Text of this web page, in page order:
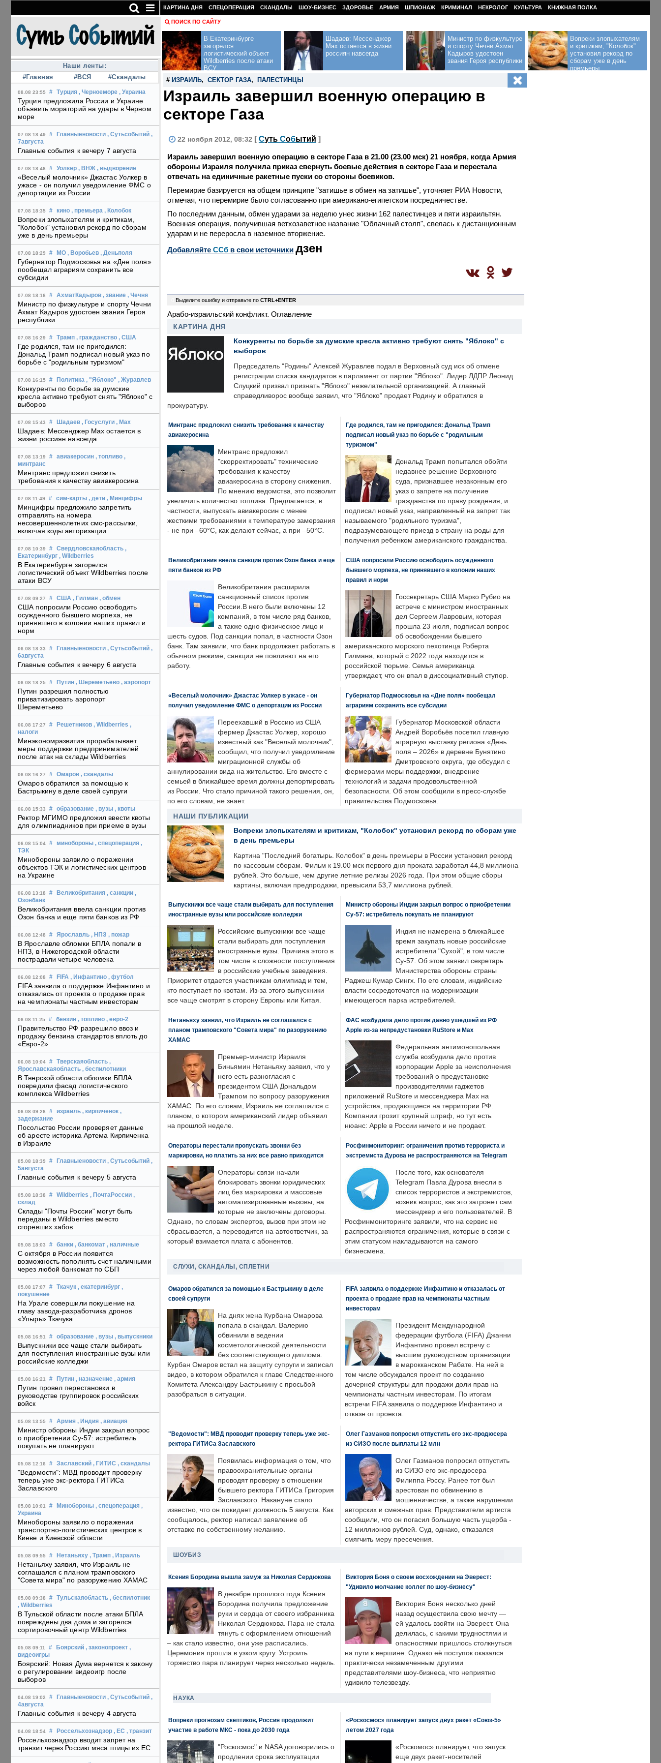
Наши ленты:
#Главная
#ВСЯ #Скандалы
08.08 23:55 # Турция , Черноеморе , Украина
Турция предложила России и Украине
объявить мораторий на удары в Черном
море
07.08 18:49 # Главныеновости , Сутьсобытий ,
7августа
Главные события к вечеру 7 августа
07.08 18:46 # Уолкер , ВНЖ , выдворение
«Веселый молочник» Джастас Уолкер в
ужасе - он получил уведомление ФМС о
депортации из России
07.08 18:35 # кино , премьера , Колобок
Вопреки злопыхателям и критикам,
"Колобок" установил рекорд по сборам
уже в день премьеры
07.08 18:29 # МО , Воробьев , Деньполя
Губернатор Подмосковья на «Дне поля»
пообещал аграриям сохранить все
субсидии
07.08 18:16 # АхматКадыров , звание , Чечня
Министр по физкультуре и спорту Чечни
Ахмат Кадыров удостоен звания Героя
республики
07.08 16:29 # Трамп , гражданство , США
Где родился, там не пригодился:
Дональд Трамп подписал новый указ по
борьбе с "родильным туризмом"
07.08 16:15 # Политика , "Яблоко" , Журавлев
Конкуренты по борьбе за думские
кресла активно требуют снять "Яблоко" с
выборов
07.08 15:43 # Шадаев , Госуслуги , Max
Шадаев: Мессенджер Max остается в
жизни россиян навсегда
07.08 13:19 # авиакеросин , топливо ,
минтранс
Минтранс предложил снизить
требования к качеству авиакеросина
07.08 11:49 # сим-карты , дети , Минцифры
Минцифры предложило запретить
отправлять на номера
несовершеннолетних смс-рассылки,
включая коды авторизации
07.08 10:39 # Свердловскаяобласть ,
Екатеринбург , Wildberries
В Екатеринбурге загорелся
логистический объект Wildberries после
атаки ВСУ
07.08 09:27 # США , Гилман , обмен
США попросили Россию освободить
осужденного бывшего морпеха, не
принявшего в колонии наших правил и
норм
06.08 18:33 # Главныеновости , Сутьсобытий ,
6августа
Главные события к вечеру 6 августа
06.08 18:25 # Путин , Шереметьево , аэропорт
Путин разрешил полностью
приватизировать аэропорт
Шереметьево
06.08 17:27 # Решетников , Wildberries ,
налоги
Минэкономразвития прорабатывает
меры поддержки предпринимателей
после атак на склады Wildberries
06.08 16:27 # Омаров , скандалы
Омаров обратился за помощью к
Бастрыкину в деле своей супруги
06.08 15:33 # образование , вузы , квоты
Ректор МГИМО предложил ввести квоты
для олимпиадников при приеме в вузы
06.08 15:04 # минобороны , спецоперация ,
ТЭК
Минобороны заявило о поражении
объектов ТЭК и логистических центров
на Украине
06.08 13:18 # Великобритания , санкции ,
Озонбанк
Великобритания ввела санкции против
Озон банка и еще пяти банков из РФ
06.08 12:48 # Ярославль , НПЗ , пожар
В Ярославле обломки БПЛА попали в
НПЗ, в Нижегородской области
пострадали четыре человека
06.08 12:08 # FIFA , Инфантино , футбол
FIFA заявила о поддержке Инфантино и
отказалась от проекта о продаже прав
на чемпионаты частным инвесторам
06.08 11:25 # бензин , топливо , евро-2
Правительство РФ разрешило ввоз и
продажу бензина стандартов вплоть до
«Евро-2»
06.08 10:04 # Тверскаяобласть ,
Ярославскаяобласть , беспилотники
В Тверской области обломки БПЛА
повредили фасад логистического
комплекса Wildberries
06.08 09:26 # израиль , кирпиченок ,
задержание
Посольство России проверяет данные
об аресте историка Артема Кирпиченка
в Израиле
05.08 18:39 # Главныеновости , Сутьсобытий ,
5августа
Главные события к вечеру 5 августа
05.08 18:38 # Wildberries , ПочтаРоссии ,
склад
Склады "Почты России" могут быть
переданы в Wildberries вместо
сгоревших хабов
05.08 18:03 # банки , банкомат , наличные
С октября в России появится
возможность пополнять счет наличными
через любой банкомат по СБП
05.08 17:07 # Ткачук , екатеринбург ,
покушение
На Урале совершили покушение на
главу завода-разработчика дронов
«Упырь» Ткачука
05.08 16:51 # образование , вузы , выпускники
Выпускники все чаще стали выбирать
для поступления иностранные вузы или
российские колледжи
05.08 16:21 # Путин , назначение , армия
Путин провел перестановки в
руководстве группировок российских
войск
05.08 13:55 # Армия , Индия , авиация
Министр обороны Индии закрыл вопрос
о приобретении Су-57: истребитель
покупать не планируют
05.08 12:16 # Заславский , ГИТИС , скандалы
"Ведомости": МВД проводит проверку
теперь уже экс-ректора ГИТИСа
Заславского
05.08 10:01 # Минобороны , спецоперация ,
Украина
Минобороны заявило о поражении
транспортно-логистических центров в
Киеве и Киевской области
05.08 09:55 # Нетаньяху , Трамп , Израиль
Нетаньяху заявил, что Израиль не
соглашался с планом трамповского
"Совета мира" по разоружению ХАМАС
05.08 09:38 # Тульскаяобласть , беспилотник
, Wildberries
В Тульской области после атаки БПЛА
повреждены два дома и загорелся
сортировочный центр Wildberries
05.08 09:11 # Боярский , законопроект ,
видеоигры
Боярский: Новая Дума вернется к закону
о регулировании видеоигр после
выборов
04.08 19:02 # Главныеновости , Сутьсобытий ,
4августа
Главные события к вечеру 4 августа
04.08 18:54 # Россельхознадзор , ЕС , транзит
Россельхознадзор вводит запрет на
транзит через Россию мяса птицы из ЕС
КАРТИНА ДНЯ СПЕЦОПЕРАЦИЯ СКАНДАЛЫ ШОУ-БИЗНЕС ЗДОРОВЬЕ АРМИЯ ШПИОНАЖ КРИМИНАЛ НЕКРОЛОГ КУЛЬТУРА КНИЖНАЯ ПОЛКА
ПОИСК ПО САЙТУ
В Екатеринбурге
загорелся
логистический объект
Wildberries после атаки
ВСУ
Шадаев: Мессенджер
Max остается в жизни
россиян навсегда
Министр по физкультуре
и спорту Чечни Ахмат
Кадыров удостоен
звания Героя республики
Вопреки злопыхателям
и критикам, "Колобок"
установил рекорд по
сборам уже в день
премьеры
# ИЗРАИЛЬ, СЕКТОР ГАЗА, ПАЛЕСТИНЦЫ
Израиль завершил военную операцию в
секторе Газа
22 ноября 2012, 08:32 [ Суть Событий ]
Израиль завершил военную операцию в секторе Газа в 21.00 (23.00 мск) 21 ноября, когда Армия
обороны Израиля получила приказ свернуть боевые действия в секторе Газа и перестала
отвечать на единичные ракетные пуски со стороны боевиков.
Перемирие базируется на общем принципе "затишье в обмен на затишье", уточняет РИА Новости,
отмечая, что перемирие было согласованно при американо-египетском посредничестве.
По последним данным, обмен ударами за неделю унес жизни 162 палестинцев и пяти израильтян.
Военная операция, получившая ветхозаветное название "Облачный столп", свелась к дистанционным
ударам и не переросла в наземное вторжение.
Добавляйте CСб в свои источники дзен
Выделите ошибку и отправьте по CTRL+ENTER
Арабо-израильский конфликт. Оглавление
КАРТИНА ДНЯ
Конкуренты по борьбе за думские кресла активно требуют снять "Яблоко" с
выборов
Председатель "Родины" Алексей Журавлев подал в Верховный суд иск об отмене
регистрации списка кандидатов в парламент от партии "Яблоко". Лидер ЛДПР Леонид
Слуцкий призвал признать "Яблоко" нежелательной организацией. А главный
справедливорос вообще заявил, что "Яблоко" продает Родину и обратился в
прокуратуру.
Минтранс предложил снизить требования к качеству
авиакеросина
Минтранс предложил
"скорректировать" технические
требования к качеству
авиакеросина в сторону снижения.
По мнению ведомства, это позволит
увеличить количество топлива. Предлагается, в
частности, выпускать авиакеросин с менее
жесткими требованиями к температуре замерзания
- не при –60°C, как делают сейчас, а при –50°C.
Где родился, там не пригодился: Дональд Трамп
подписал новый указ по борьбе с "родильным
туризмом"
Дональд Трамп попытался обойти
недавнее решение Верховного
суда, признавшее незаконным его
указ о запрете на получение
гражданства по праву рождения, и
подписал новый указ, направленный на запрет так
называемого "родильного туризма",
подразумевающего приезд в страну на роды для
получения ребенком американского гражданства.
Великобритания ввела санкции против Озон банка и еще
пяти банков из РФ
Великобритания расширила
санкционный список против
России.В него были включены 12
компаний, в том числе ряд банков,
а также одно физическое лицо и
шесть судов. Под санкции попал, в частности Озон
банк. Там заявили, что банк продолжает работать в
обычном режиме, санкции не повлияют на его
работу.
США попросили Россию освободить осужденного
бывшего морпеха, не принявшего в колонии наших
правил и норм
Госсекретарь США Марко Рубио на
встрече с министром иностранных
дел Сергеем Лавровым, которая
прошла 23 июля, подписал вопрос
об освобождении бывшего
американского морского пехотинца Роберта
Гилмана, который с 2022 года находится в
российской тюрьме. Семья американца
утверждает, что он впал в диссоциативный ступор.
«Веселый молочник» Джастас Уолкер в ужасе - он
получил уведомление ФМС о депортации из России
Переехавший в Россию из США
фермер Джастас Уолкер, хорошо
известный как "Веселый молочник",
сообщил, что получил уведомление
миграционной службы об
аннулировании вида на жительство. Его вместе с
семьей в ближайшее время должны депортировать
из России. Что стало причиной такого решения, он,
по его словам, не знает.
Губернатор Подмосковья на «Дне поля» пообещал
аграриям сохранить все субсидии
Губернатор Московской области
Андрей Воробьёв посетил главную
аграрную выставку региона «День
поля – 2026» в деревне Бунятино
Дмитровского округа, где обсудил с
фермерами меры поддержки, внедрение
технологий и задачи продовольственной
безопасности. Об этом сообщили в пресс-службе
правительства Подмосковья.
НАШИ ПУБЛИКАЦИИ
Вопреки злопыхателям и критикам, "Колобок" установил рекорд по сборам уже
в день премьеры
Картина "Последний богатырь. Колобок" в день премьеры в России установил рекорд
по кассовым сборам. Фильм к 19.00 мск первого дня проката заработал 44,8 миллиона
рублей. Это больше, чем другие летние релизы 2026 года. При этом общие сборы
картины, включая предпродажи, превысили 53,7 миллиона рублей.
Выпускники все чаще стали выбирать для поступления
иностранные вузы или российские колледжи
Российские выпускники все чаще
стали выбирать для поступления
иностранные вузы. Причина этого в
том числе в сложности поступления
в российские учебные заведения.
Приоритет отдается участникам олимпиад и тем,
кто поступает по квотам. Из-за этого выпускники
все чаще смотрят в сторону Европы или Китая.
Министр обороны Индии закрыл вопрос о приобретении
Су-57: истребитель покупать не планируют
Индия не намерена в ближайшее
время закупать новые российские
истребители "Сухой", в том числе
Су-57. Об этом заявил секретарь
Министерства обороны страны
Раджеш Кумар Сингх. По его словам, индийские
власти сосредоточатся на модернизации
имеющегося парка истребителей.
Нетаньяху заявил, что Израиль не соглашался с
планом трамповского "Совета мира" по разоружению
ХАМАС
Премьер-министр Израиля
Биньямин Нетаньяху заявил, что у
него есть разногласия с
президентом США Дональдом
Трампом по вопросу разоружения
ХАМАС. По его словам, Израиль не соглашался с
планом, о котором американский лидер объявил
на прошлой неделе.
ФАС возбудила дело против давно ушедшей из РФ
Apple из-за непредустановки RuStore и Max
Федеральная антимонопольная
служба возбудила дело против
корпорации Apple за неисполнения
требований о предустановке
производителями гаджетов
приложений RuStore и мессенджера Max на
устройства, продающиеся на территории РФ.
Компании грозит крупный штраф, но тут есть
нюанс: Apple в России ничего и не продает.
Операторы перестали пропускать звонки без
маркировки, но платить за них все равно приходится
Операторы связи начали
блокировать звонки юридических
лиц без маркировки и массовые
автоматизированные вызовы, на
которые не заключены договоры.
Однако, по словам экспертов, вызов при этом не
сбрасывается, а переводится на автоответчик, за
который взимается плата с абонентов.
Росфинмониторинг: ограничения против террориста и
экстремиста Дурова не распространяются на Telegram
После того, как основателя
Telegram Павла Дурова внесли в
список террористов и экстремистов,
возник вопрос, как это затронет сам
мессенджер и его пользователей. В
Росфинмониторинге заявили, что на сервис не
распространяются ограничения, которые в связи с
этим статусом накладываются на самого
бизнесмена.
СЛУХИ, СКАНДАЛЫ, СПЛЕТНИ
Омаров обратился за помощью к Бастрыкину в деле
своей супруги
На днях жена Курбана Омарова
попала в скандал. Валерию
обвинили в ведении
косметологической деятельности
без соответствующего диплома.
Курбан Омаров встал на защиту супруги и записал
видео, в котором обратился к главе Следственного
Комитета Александру Бастрыкину с просьбой
разобраться в ситуации.
FIFA заявила о поддержке Инфантино и отказалась от
проекта о продаже прав на чемпионаты частным
инвесторам
Президент Международной
федерации футбола (FIFA) Джанни
Инфантино провел встречу с
высшим руководством организации
в марокканском Рабате. На ней в
том числе обсуждался проект по созданию
дочерней структуры для продажи доли прав на
чемпионаты частным инвесторам. По итогам
встречи FIFA заявила о поддержке Инфантино и
отказе от проекта.
"Ведомости": МВД проводит проверку теперь уже экс-
ректора ГИТИСа Заславского
Появилась информация о том, что
правоохранительные органы
проводят проверку в отношении
бывшего ректора ГИТИСа Григория
Заславского. Накануне стало
известно, что он покидает должность 5 августа. Как
сообщалось, ректор написал заявление об
отставке по собственному желанию.
Олег Газманов попросил отпустить его экс-продюсера
из СИЗО после выплаты 12 млн
Олег Газманов попросил отпустить
из СИЗО его экс-продюсера
Филиппа Россу. Ранее тот был
арестован по обвинению в
мошенничестве, а также нарушении
авторских и смежных прав. Представители артиста
сообщили, что он погасил большую часть ущерба -
12 миллионов рублей. Суд, однако, отказался
смягчить меру пресечения.
ШОУБИЗ
Ксения Бородина вышла замуж за Николая Сердюкова
В декабре прошлого года Ксения
Бородина получила предложение
руки и сердца от своего избранника
Николая Сердюкова. Пара не стала
тянуть с оформлением отношений
– как стало известно, они уже расписались.
Церемония прошла в узком кругу. Устроить
торжество пара планирует через несколько недель.
Виктория Боня о своем восхождении на Эверест:
"Удивило молчание коллег по шоу-бизнесу"
Виктория Боня несколько дней
назад осуществила свою мечту —
ей удалось взойти на Эверест. Она
делилась, с какими трудностями и
опасностями пришлось столкнуться
на пути к вершине. Однако её поступок оказался
практически незамеченным другими
представителями шоу-бизнеса, что неприятно
удивило телезвезду.
НАУКА
Вопреки прогнозам скептиков, Россия продолжит
участие в работе МКС - пока до 2030 года
"Роскосмос" и NASA договорились о
продлении срока эксплуатации
«Роскосмос» планирует запуск двух ракет «Союз-5»
летом 2027 года
«Роскомос» планирует, что запуск
еще двух ракет-носителей